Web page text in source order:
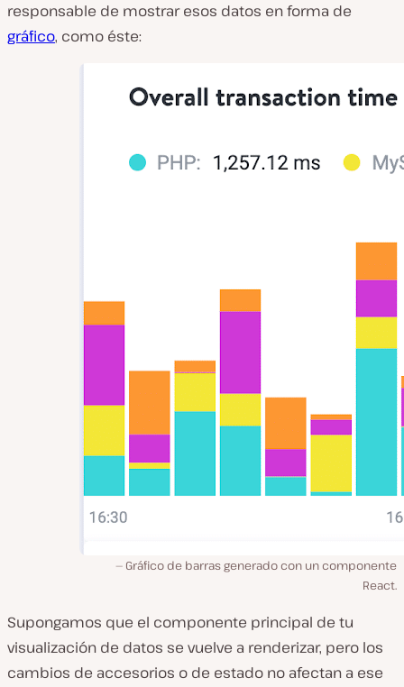
responsable de mostrar esos datos en forma de
gráfico, como éste:
Gráfico de barras generado con un componente
React.
Supongamos que el componente principal de tu
visualización de datos se vuelve a renderizar, pero los
cambios de accesorios o de estado no afectan a ese